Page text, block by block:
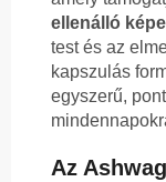
ellenálló
test és az
kapszulás
egyszerű,
Az